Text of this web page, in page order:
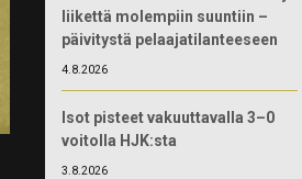
liikettä molempiin suuntiin –
päivitystä pelaajatilanteeseen
4.8.2026
Isot pisteet vakuuttavalla 3–0
voitolla HJK:sta
3.8.2026